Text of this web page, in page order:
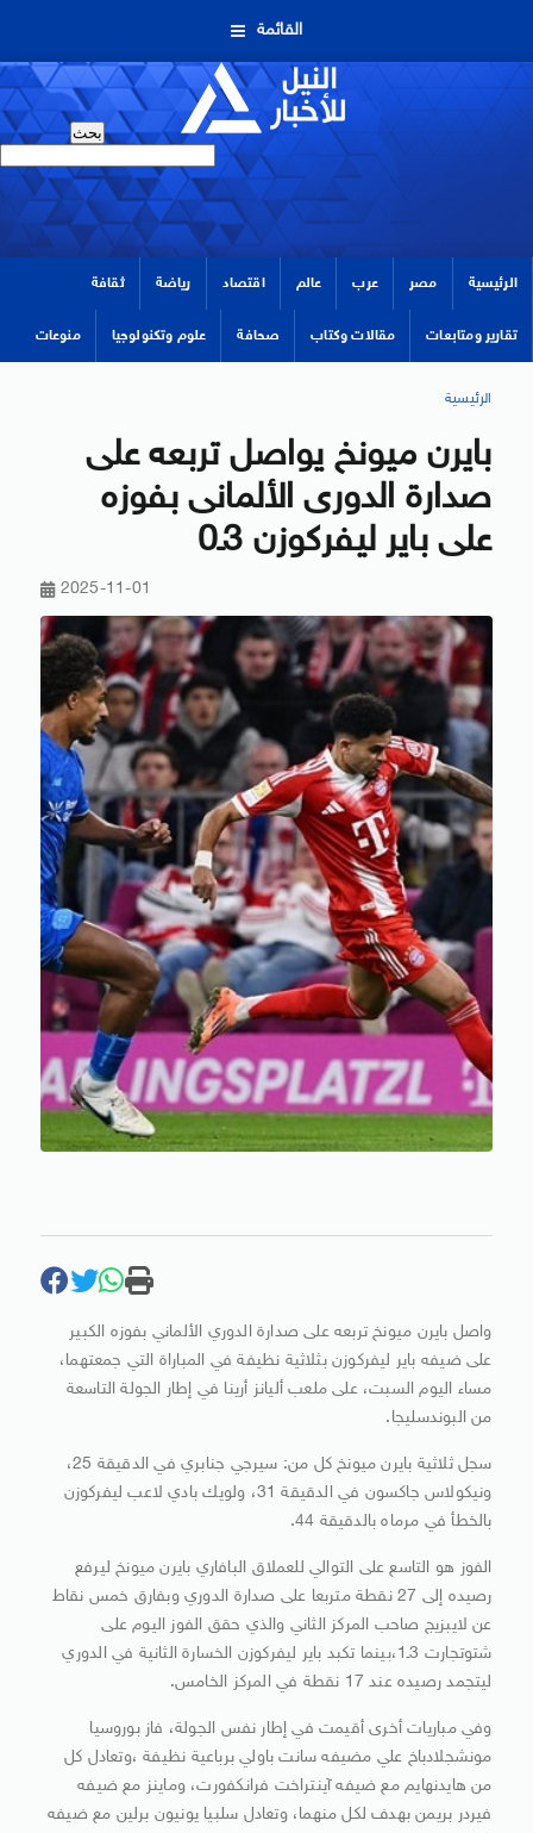
القائمة
الرئيسية مصر عرب عالم اقتصاد رياضة ثقافة
تقارير ومتابعات مقالات وكتاب صحافة علوم وتكنولوجيا منوعات
الرئيسية
بايرن ميونخ يواصل تربعه على
صدارة الدورى الألمانى بفوزه
على باير ليفركوزن 3ـ0
2025-11-01
واصل بايرن ميونخ تربعه على صدارة الدوري الألماني بفوزه الكبير
على ضيفه باير ليفركوزن بثلاثية نظيفة في المباراة التي جمعتهما،
مساء اليوم السبت، على ملعب أليانز أرينا في إطار الجولة التاسعة
من البوندسليجا.
سجل ثلاثية بايرن ميونخ كل من: سيرجي جنابري في الدقيقة 25،
ونيكولاس جاكسون في الدقيقة 31، ولويك بادي لاعب ليفركوزن
بالخطأ في مرماه بالدقيقة 44.
الفوز هو التاسع على التوالي للعملاق البافاري بايرن ميونخ ليرفع
رصيده إلى 27 نقطة متربعا على صدارة الدوري وبفارق خمس نقاط
عن لايبزيج صاحب المركز الثاني والذي حقق الفوز اليوم على
شتوتجارت 3ـ1،بينما تكبد باير ليفركوزن الخسارة الثانية في الدوري
ليتجمد رصيده عند 17 نقطة في المركز الخامس.
وفي مباريات أخرى أقيمت في إطار نفس الجولة، فاز بوروسيا
مونشجلادباخ علي مضيفه سانت باولي برباعية نظيفة ،وتعادل كل
من هايدنهايم مع ضيفه آينتراخت فرانكفورت، وماينز مع ضيفه
فيردر بريمن بهدف لكل منهما، وتعادل سلبيا يونيون برلين مع ضيفه